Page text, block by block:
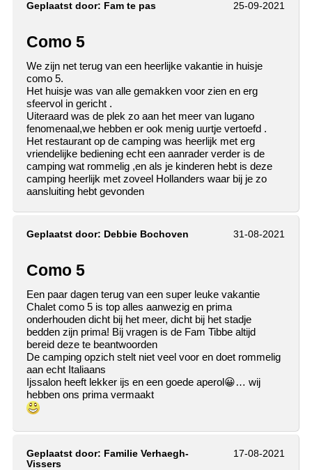
25-09-2021
Geplaatst door: Fam te pas
Como 5
We zijn net terug van een heerlijke vakantie in huisje
como 5.
Het huisje was van alle gemakken voor zien en erg
sfeervol in gericht .
Uiteraard was de plek zo aan het meer van lugano
fenomenaal,we hebben er ook menig uurtje vertoefd .
Het restaurant op de camping was heerlijk met erg
vriendelijke bediening echt een aanrader verder is de
camping wat rommelig ,en als je kinderen hebt is deze
camping heerlijk met zoveel Hollanders waar bij je zo
aansluiting hebt gevonden
31-08-2021
Geplaatst door: Debbie Bochoven
Como 5
Een paar dagen terug van een super leuke vakantie
Chalet como 5 is top alles aanwezig en prima
onderhouden dicht bij het meer, dicht bij het stadje
bedden zijn prima! Bij vragen is de Fam Tibbe altijd
bereid deze te beantwoorden
De camping opzich stelt niet veel voor en doet rommelig
aan echt Italiaans
Ijssalon heeft lekker ijs en een goede aperol😀… wij
hebben ons prima vermaakt
17-08-2021
Geplaatst door: Familie Verhaegh-
Vissers